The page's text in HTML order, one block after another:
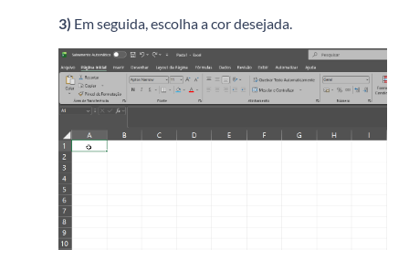
3) Em seguida, escolha a cor desejada.